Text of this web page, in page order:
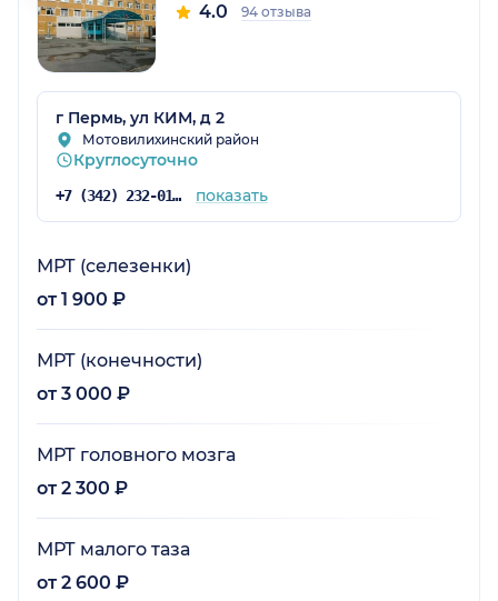
4.0 94 отзыва
г Пермь, ул КИМ, д 2
Мотовилихинский район
Круглосуточно
+7 (342) 232-01-33 показать
МРТ (селезенки)
от 1 900 ₽
МРТ (конечности)
от 3 000 ₽
МРТ головного мозга
от 2 300 ₽
МРТ малого таза
от 2 600 ₽